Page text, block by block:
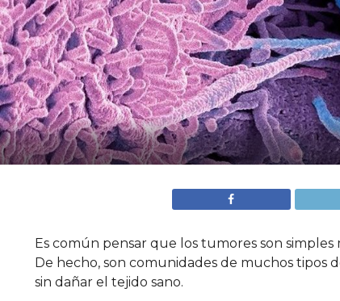
Es común pensar que los tumores son
De hecho, son comunidades de muchos tipos
sin dañar el tejido sano.